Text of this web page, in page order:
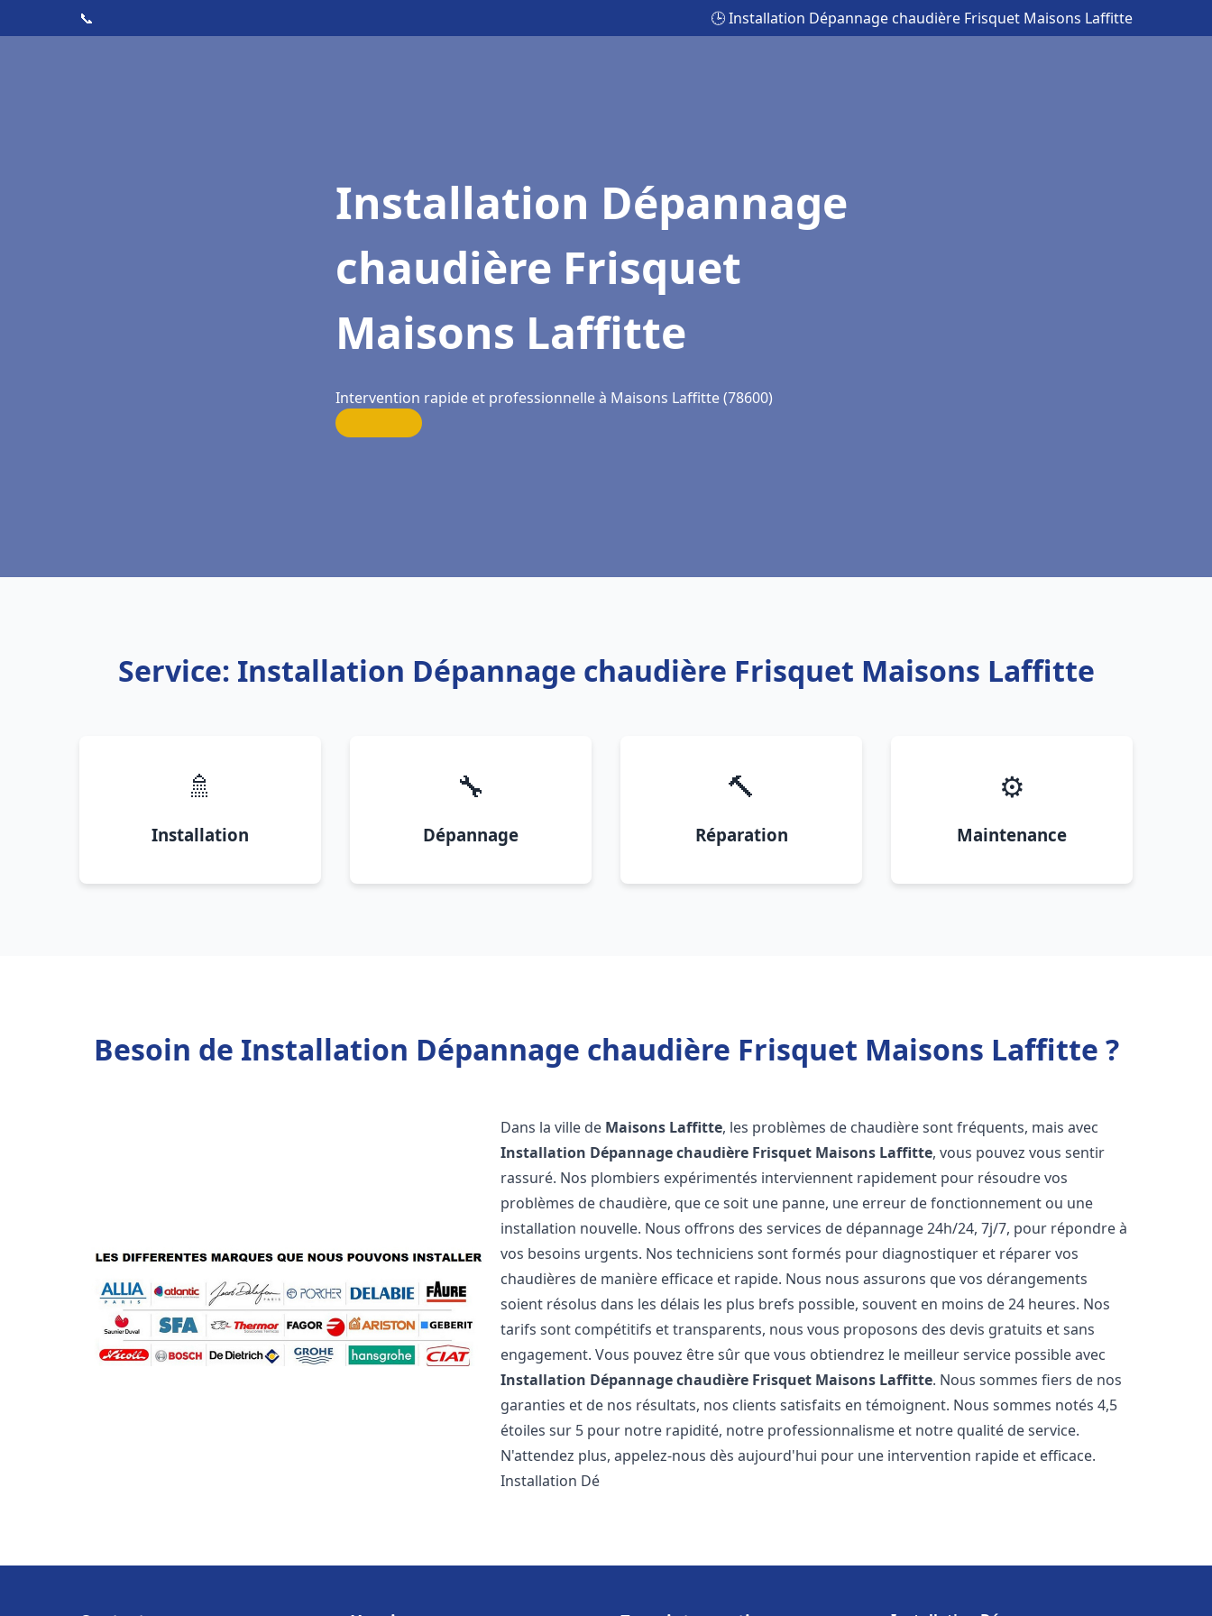
📞 🕒 Installation Dépannage chaudière Frisquet Maisons Laffitte
Installation Dépannage
chaudière Frisquet
Maisons Laffitte
Intervention rapide et professionnelle à Maisons Laffitte (78600)
Service: Installation Dépannage chaudière Frisquet Maisons Laffitte
🚿
Installation
🔧
Dépannage
🔨
Réparation
⚙️
Maintenance
Besoin de Installation Dépannage chaudière Frisquet Maisons Laffitte ?
Dans la ville de Maisons Laffitte, les problèmes de chaudière sont fréquents, mais avec
Installation Dépannage chaudière Frisquet Maisons Laffitte, vous pouvez vous sentir
rassuré. Nos plombiers expérimentés interviennent rapidement pour résoudre vos
problèmes de chaudière, que ce soit une panne, une erreur de fonctionnement ou une
installation nouvelle. Nous offrons des services de dépannage 24h/24, 7j/7, pour répondre à
vos besoins urgents. Nos techniciens sont formés pour diagnostiquer et réparer vos
chaudières de manière efficace et rapide. Nous nous assurons que vos dérangements
soient résolus dans les délais les plus brefs possible, souvent en moins de 24 heures. Nos
tarifs sont compétitifs et transparents, nous vous proposons des devis gratuits et sans
engagement. Vous pouvez être sûr que vous obtiendrez le meilleur service possible avec
Installation Dépannage chaudière Frisquet Maisons Laffitte. Nous sommes fiers de nos
garanties et de nos résultats, nos clients satisfaits en témoignent. Nous sommes notés 4,5
étoiles sur 5 pour notre rapidité, notre professionnalisme et notre qualité de service.
N'attendez plus, appelez-nous dès aujourd'hui pour une intervention rapide et efficace.
Installation Dé